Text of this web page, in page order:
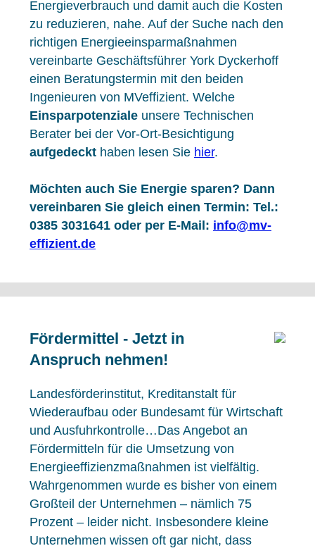
Energieverbrauch und damit auch die Kosten
zu reduzieren, nahe. Auf der Suche nach den
richtigen Energieeinsparmaßnahmen
vereinbarte Geschäftsführer York Dyckerhoff
einen Beratungstermin mit den beiden
Ingenieuren von MVeffizient. Welche
Einsparpotenziale unsere Technischen
Berater bei der Vor-Ort-Besichtigung
aufgedeckt haben lesen Sie hier.
Möchten auch Sie Energie sparen? Dann
vereinbaren Sie gleich einen Termin: Tel.:
0385 3031641 oder per E-Mail: info@mv-
effizient.de
Fördermittel - Jetzt in
Anspruch nehmen!
Landesförderinstitut, Kreditanstalt für
Wiederaufbau oder Bundesamt für Wirtschaft
und Ausfuhrkontrolle…Das Angebot an
Fördermitteln für die Umsetzung von
Energieeffizienzmaßnahmen ist vielfältig.
Wahrgenommen wurde es bisher von einem
Großteil der Unternehmen – nämlich 75
Prozent – leider nicht. Insbesondere kleine
Unternehmen wissen oft gar nicht, dass